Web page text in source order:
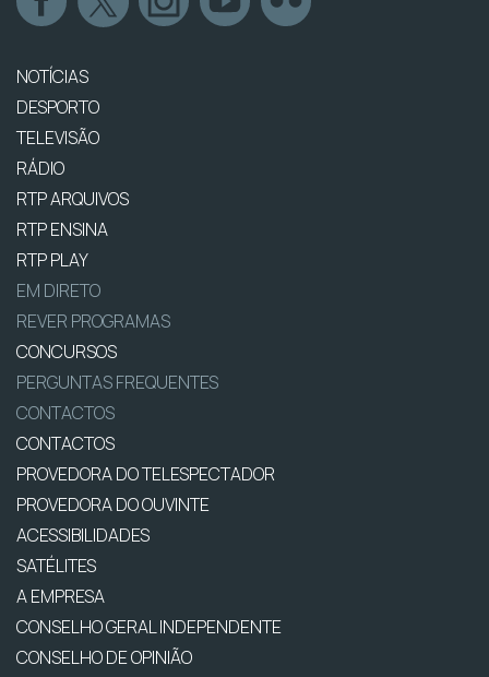
NOTÍCIAS
DESPORTO
TELEVISÃO
RÁDIO
RTP ARQUIVOS
RTP ENSINA
RTP PLAY
EM DIRETO
REVER PROGRAMAS
CONCURSOS
PERGUNTAS FREQUENTES
CONTACTOS
CONTACTOS
PROVEDORA DO TELESPECTADOR
PROVEDORA DO OUVINTE
ACESSIBILIDADES
SATÉLITES
A EMPRESA
CONSELHO GERAL INDEPENDENTE
CONSELHO DE OPINIÃO